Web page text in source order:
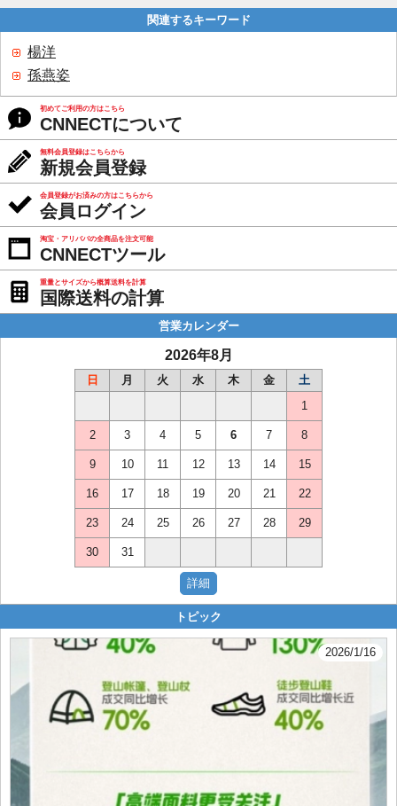
関連するキーワード
楊洋
孫燕姿
初めてご利用の方はこちら
CNNECTについて
無料会員登録はこちらから
新規会員登録
会員登録がお済みの方はこちらから
会員ログイン
淘宝・アリババの全商品を注文可能
CNNECTツール
重量とサイズから概算送料を計算
国際送料の計算
営業カレンダー
2026年8月
日 月 火 水 木 金
土
1
2 3 4 5 6 7 8
9 10 11 12 13 14 15
16 17 18 19 20 21 22
23 24 25 26 27 28 29
30 31
トピック
2026/1/16